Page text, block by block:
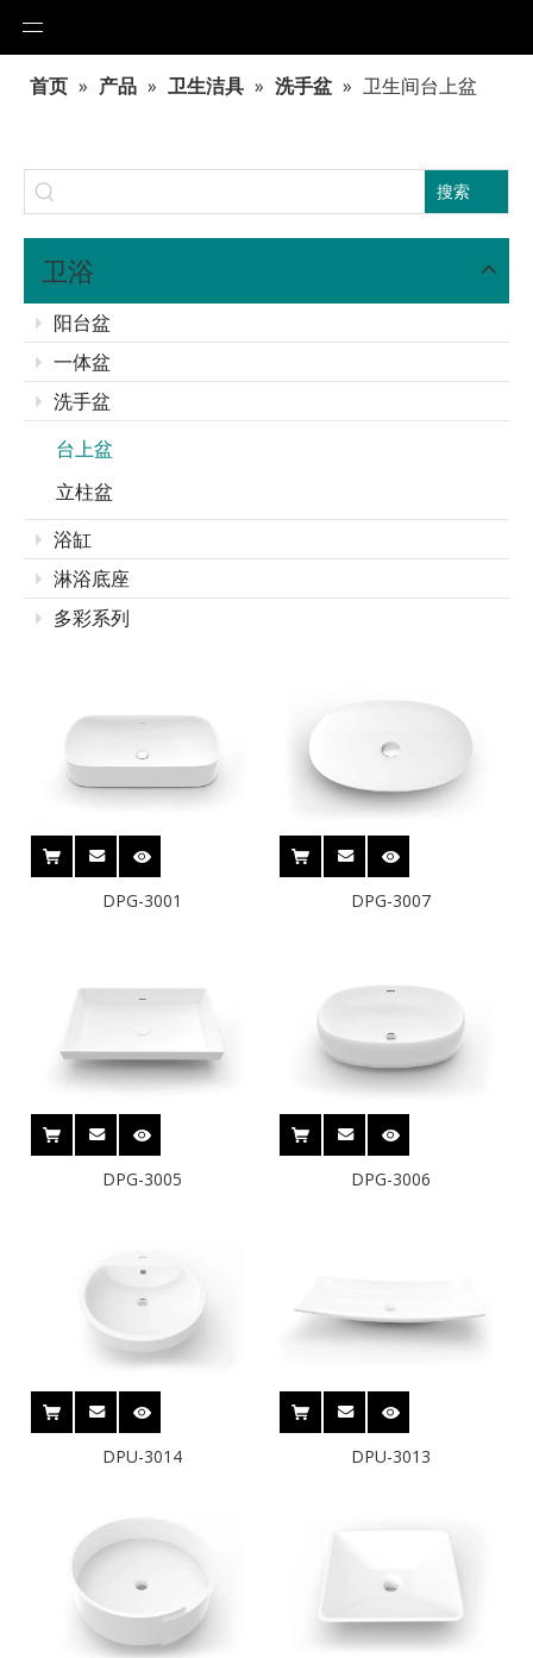
首页 » 产品 » 卫生洁具 » 洗手盆 » 卫生间台上盆
搜索
卫浴
阳台盆
一体盆
洗手盆
台上盆
立柱盆
浴缸
淋浴底座
多彩系列
DPG-3001 DPG-3007
DPG-3005 DPG-3006
DPU-3014 DPU-3013